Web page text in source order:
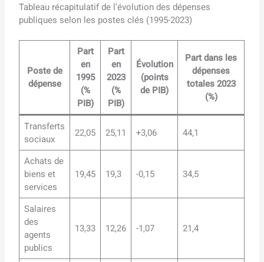
Tableau récapitulatif de l’évolution des dépenses
publiques selon les postes clés (1995-2023)
Poste de
dépense
Part
en
1995
(%
PIB)
Part
en
2023
(%
PIB)
Évolution
(points
de PIB)
Part dans les
dépenses
totales 2023
(%)
Transferts
sociaux
22,05 25,11 +3,06 44,1
Achats de
biens et
services
19,45 19,3 -0,15 34,5
Salaires
des
agents
publics
13,33 12,26 -1,07 21,4